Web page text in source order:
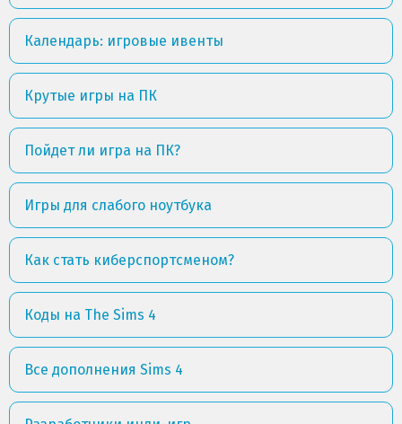
Календарь: игровые ивенты
Крутые игры на ПК
Пойдет ли игра на ПК?
Игры для слабого ноутбука
Как стать киберспортсменом?
Коды на The Sims 4
Все дополнения Sims 4